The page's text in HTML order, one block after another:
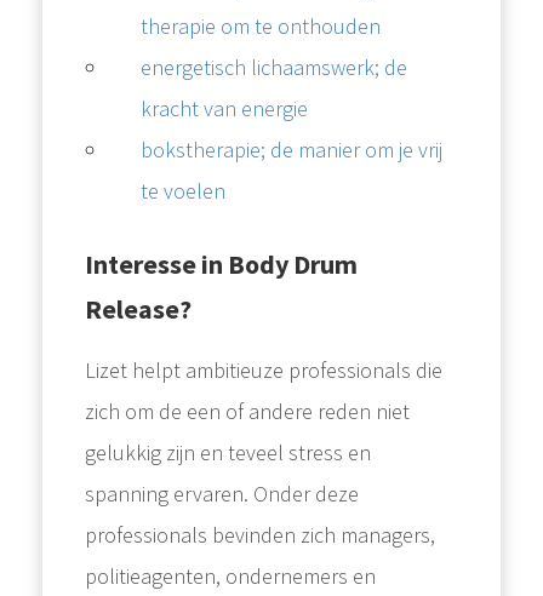
therapie om te onthouden
energetisch lichaamswerk; de
kracht van energie
bokstherapie; de manier om je vrij
te voelen
Interesse in Body Drum
Release?
Lizet helpt ambitieuze professionals die
zich om de een of andere reden niet
gelukkig zijn en teveel stress en
spanning ervaren. Onder deze
professionals bevinden zich managers,
politieagenten, ondernemers en